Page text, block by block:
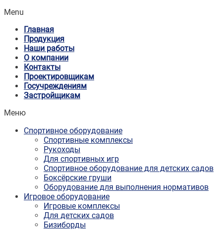
Menu
Главная
Продукция
Наши работы
О компании
Контакты
Проектировщикам
Госучреждениям
Застройщикам
Меню
Спортивное оборудование
Спортивные комплексы
Рукоходы
Для спортивных игр
Спортивное оборудование для детских садов
Боксёрские груши
Оборудование для выполнения нормативов
Игровое оборудование
Игровые комплексы
Для детских садов
Бизиборды